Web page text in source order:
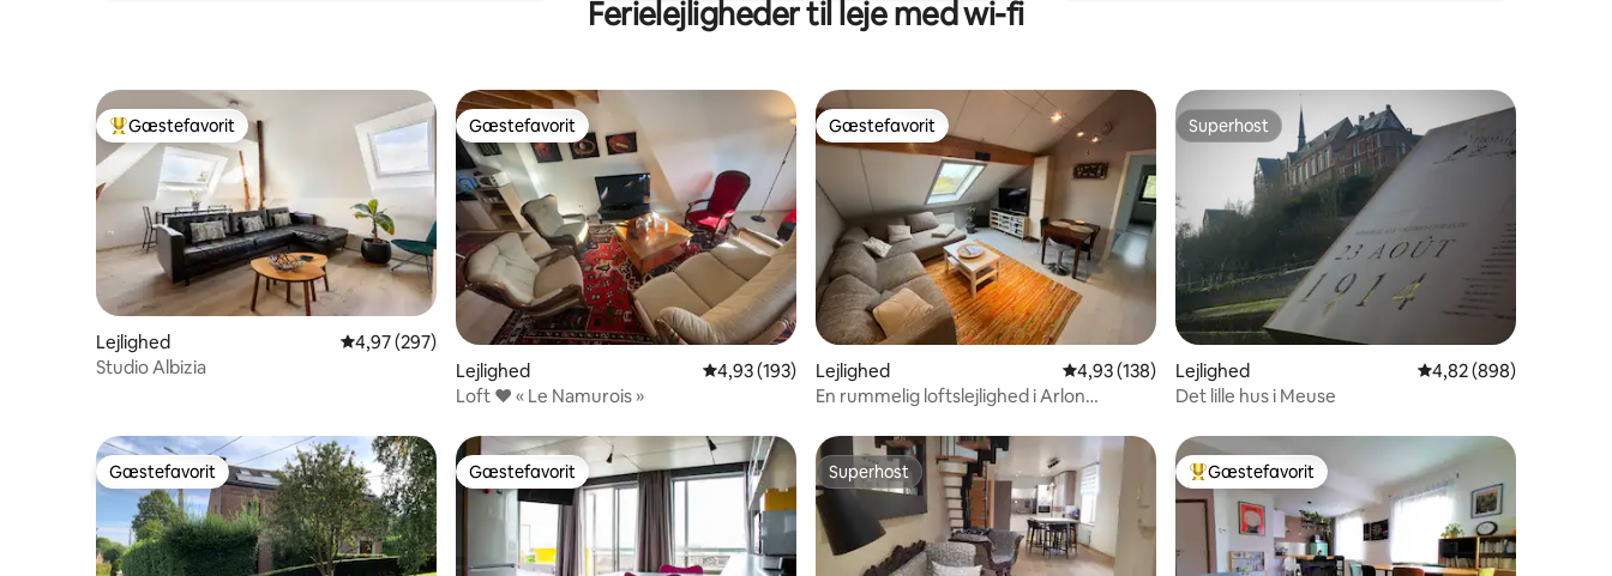
Ferielejligheder til leje med wi-fi
Bedste gæstefavorit
Gæstefavorit
Lejlighed 4,97 ud af 5 i gennemsnitlig bedømmelse, 297 omtaler
4,97 (297)
Studio Albizia
Gæstefavorit
Gæstefavorit
Lejlighed 4,93 ud af 5 i gennemsnitlig bedømmelse, 193 omtaler
4,93 (193)
Loft ❤️ « Le Namurois »
Gæstefavorit
Gæstefavorit
Lejlighed 4,93 ud af 5 i gennemsnitlig bedømmelse, 138 omtaler
4,93 (138)
En rummelig loftslejlighed i Arlon
Superhost
Superhost
Lejlighed 4,82 ud af 5 i
4,82 (898)
Det lille hus i Meuse
Gæstefavorit
Gæstefavorit Gæstefavorit
Gæstefavorit Superhost
Superhost Bedste gæstefavorit
Gæstefavorit